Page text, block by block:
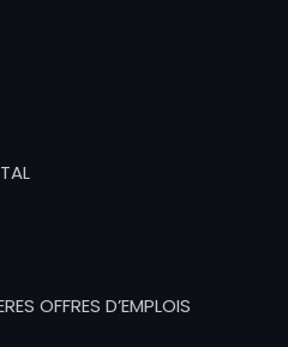
OFFRES D’EMPLOIS